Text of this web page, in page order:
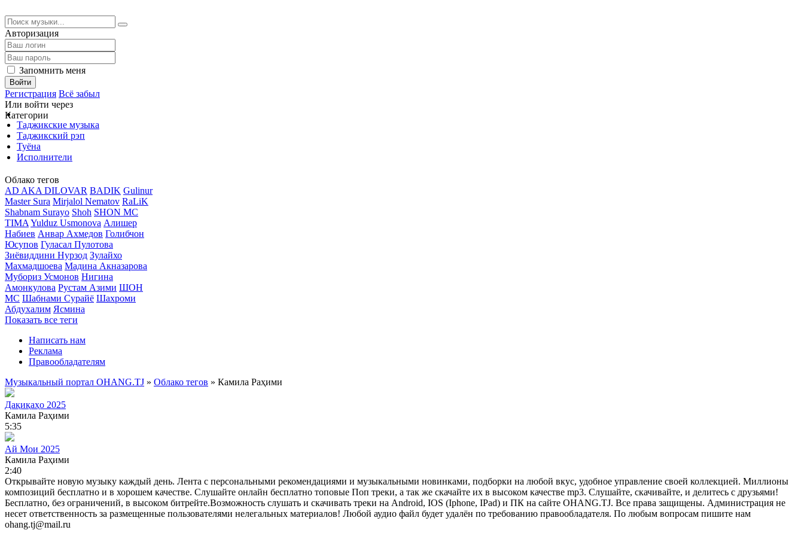
Авторизация
Запомнить меня
Войти
Регистрация Всё забыл
Или войти через
Категории
Таджикские музыка
Таджикский рэп
Туёна
Исполнители
Облако тегов
AD AKA DILOVAR BADIK Gulinur
Master Sura Mirjalol Nematov RaLiK
Shabnam Surayo Shoh SHON MC
TIMA Yulduz Usmonova Алишер
Набиев Анвар Ахмедов Голибчон
Юсупов Гуласал Пулотова
Зиёвиддини Нурзод Зулайхо
Махмадшоева Мадина Акназарова
Мубориз Усмонов Нигина
Амонкулова Рустам Азими ШОН
МС Шабнами Сурайё Шахроми
Абдухалим Ясмина
Показать все теги
Написать нам
Реклама
Правообладателям
Музыкальный портал OHANG.TJ » Облако тегов » Камила Раҳими
Дақиқаҳо 2025
Камила Раҳими
5:35
Ай Мои 2025
Камила Раҳими
2:40
Открывайте новую музыку каждый день. Лента с персональными рекомендациями и музыкальными новинками, подборки на любой вкус, удобное управление своей коллекцией. Миллионы
композиций бесплатно и в хорошем качестве. Слушайте онлайн бесплатно топовые Поп треки, а так же скачайте их в высоком качестве mp3. Слушайте, скачивайте, и делитесь с друзьями!
Бесплатно, без ограничений, в высоком битрейте.Возможность слушать и скачивать треки на Android, IOS (Iphone, IPad) и ПК на сайте OHANG.TJ. Все права защищены. Администрация не
несет ответственность за размещенные пользователями нелегальных материалов! Любой аудио файл будет удалён по требованию правообладателя. По любым вопросам пишите нам
ohang.tj@mail.ru